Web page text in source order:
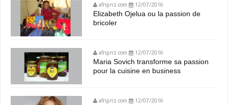
afripriz.com 12/07/2016
Elizabeth Ojelua ou la passion de
bricoler
afripriz.com 12/07/2016
Maria Sovich transforme sa passion
pour la cuisine en business
afripriz.com 12/07/2016